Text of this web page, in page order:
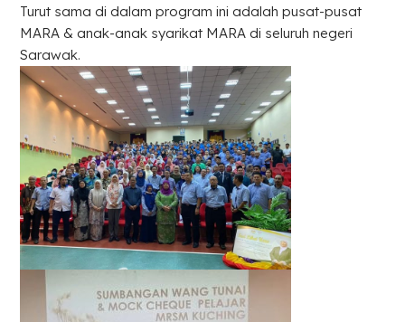
Turut sama di dalam program ini adalah pusat-pusat
MARA & anak-anak syarikat MARA di seluruh negeri
Sarawak.